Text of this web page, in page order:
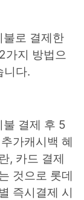
불로 결제한
2가지 방법으
니다.
불 결제 후 5
가캐시백 혜
, 카드 결제
것으로 롯데
즉시결제 시